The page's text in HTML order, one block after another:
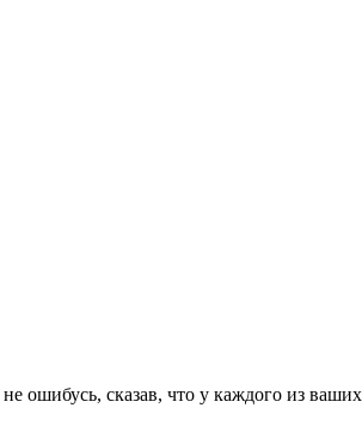
сказав, что у каждого из